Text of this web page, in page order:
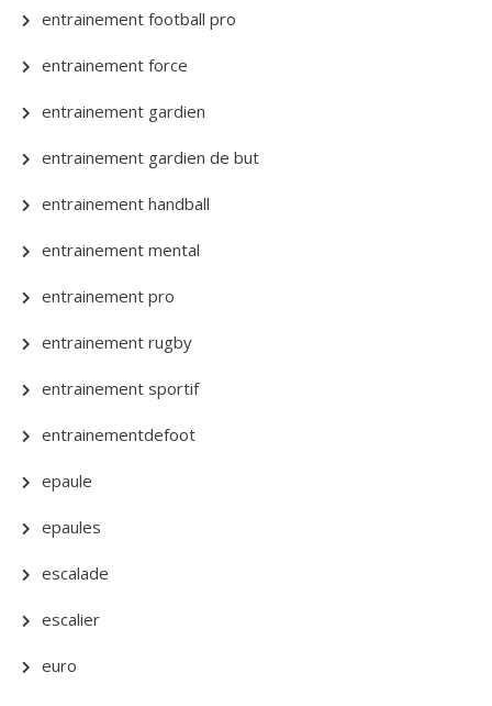
entrainement football pro
entrainement force
entrainement gardien
entrainement gardien de but
entrainement handball
entrainement mental
entrainement pro
entrainement rugby
entrainement sportif
entrainementdefoot
epaule
epaules
escalade
escalier
euro